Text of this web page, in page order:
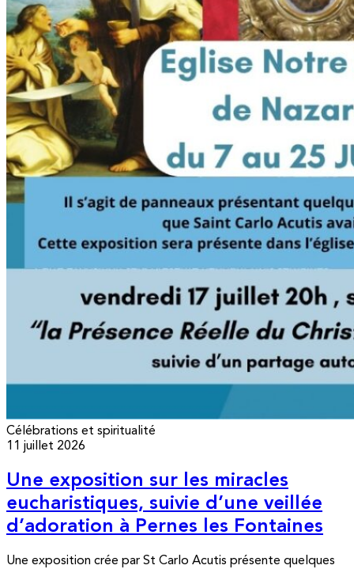
Célébrations et spiritualité
11 juillet 2026
Une exposition sur les miracles
eucharistiques, suivie d’une veillée
d’adoration à Pernes les Fontaines
Une exposition crée par St Carlo Acutis présente quelques